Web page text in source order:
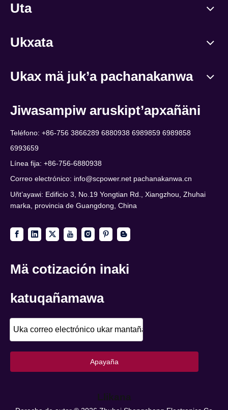
Uta
Ukxata
Ukax mä juk’a pachanakanwa
Jiwasampiw aruskipt’apxañäni
Teléfono: +86-756 3866289 6880938 6989859 6989858
6993659
Línea fija: +86-756-6880938
Correo electrónico: info@scpower.net pachanakanwa.cn
Uñt’ayawi: Edificio 3, No.19 Yongtian Rd., Xiangzhou, Zhuhai
marka, provincia de Guangdong, China
Mä cotización inaki
katuqañamawa
Apayaña
Llikana